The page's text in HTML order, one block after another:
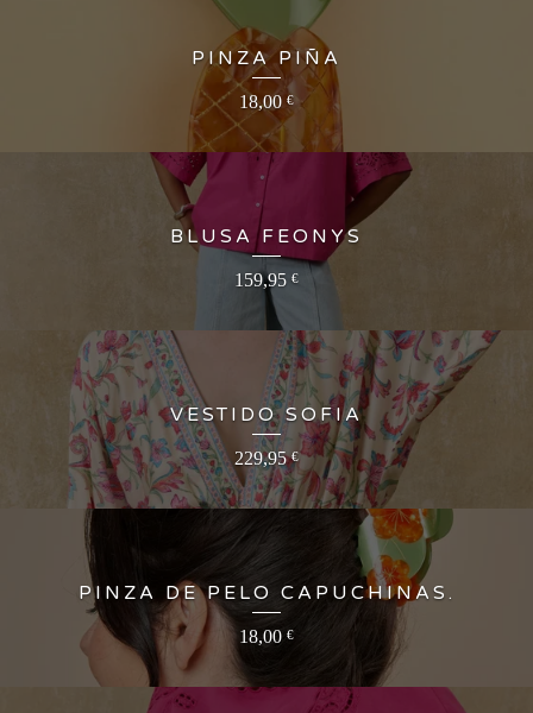
PINZA PIÑA
18,00 €
BLUSA FEONYS
159,95 €
VESTIDO SOFIA
229,95€
PINZA DE PELO CAPUCHINAS.
18,00 €